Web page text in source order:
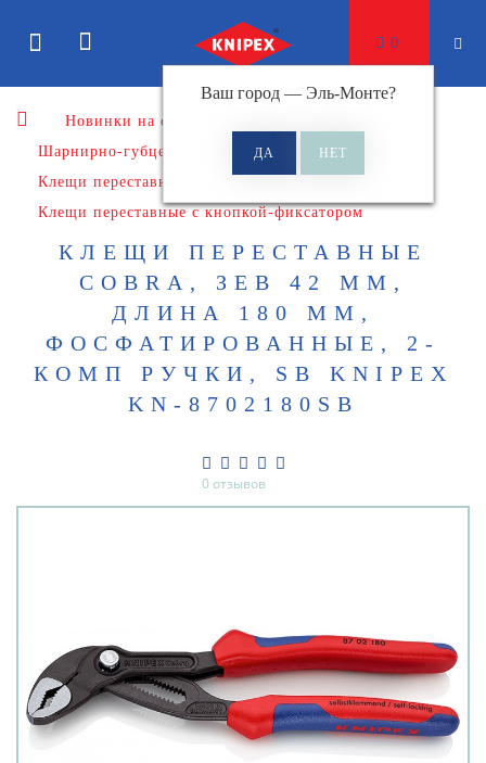
Ваш город — Эль-Монте?
0
Новинки на сайте
Шарнирно-губцевый инструмент
Клещи переставные
Клещи переставные с кнопкой-фиксатором
КЛЕЩИ ПЕРЕСТАВНЫЕ
COBRA, ЗЕВ 42 ММ,
ДЛИНА 180 ММ,
ФОСФАТИРОВАННЫЕ, 2-
КОМП РУЧКИ, SB KNIPEX
KN-8702180SB
0 отзывов